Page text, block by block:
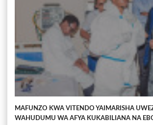
MAFUNZO KWA VITENDO YAIMARISHA
WAHUDUMU WA AFYA KUKABILIANA NA